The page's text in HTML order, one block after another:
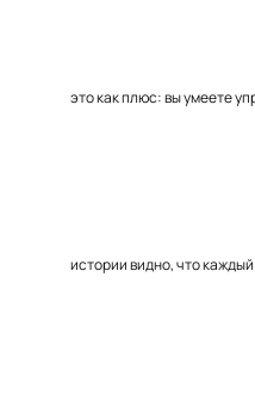
это как плюс: вы умеете
истории видно, что